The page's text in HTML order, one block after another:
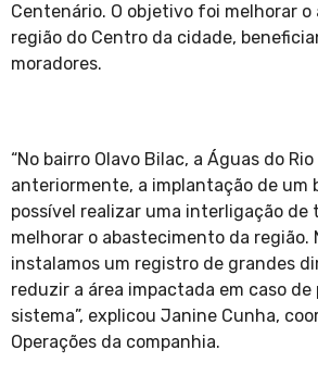
Centenário. O objetivo foi melhorar
região do Centro da cidade,
moradores.
“No bairro Olavo Bilac, a Águas do
anteriormente, a implantação de um
possível realizar uma interligação de
melhorar o abastecimento da região.
instalamos um registro de grandes
reduzir a área impactada em caso de
sistema”, explicou Janine Cunha,
Operações da companhia.